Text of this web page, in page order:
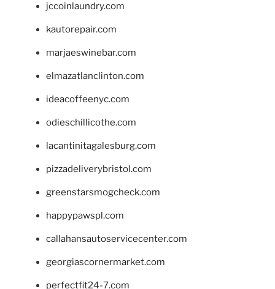
jccoinlaundry.com
kautorepair.com
marjaeswinebar.com
elmazatlanclinton.com
ideacoffeenyc.com
odieschillicothe.com
lacantinitagalesburg.com
pizzadeliverybristol.com
greenstarsmogcheck.com
happypawspl.com
callahansautoservicecenter.com
georgiascornermarket.com
perfectfit24-7.com